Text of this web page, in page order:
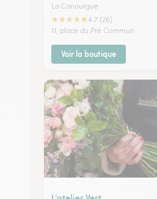
La Canourgue
★★★★★4.7 (26)
11, place du Pré Commun
Voir la boutique